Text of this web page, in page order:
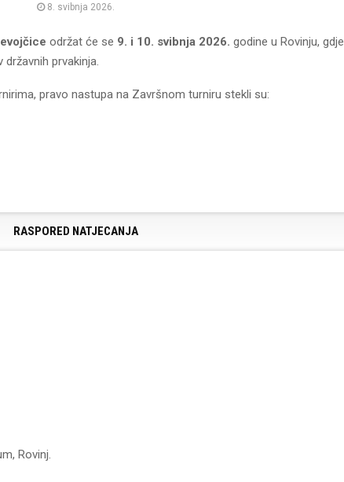
8. svibnja 2026.
održat će se 9. i 10. svibnja 2026. godine u Rovinju, gdje
prvakinja.
pravo nastupa na Završnom turniru stekli su:
RASPORED NATJECANJA
Rovinj.